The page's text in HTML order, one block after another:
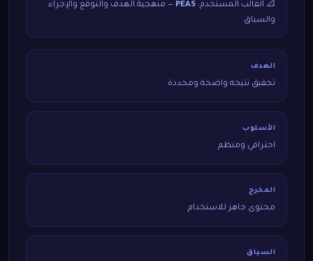
📐 القالب المستخدم: PEAS — منهجية الهدف والتوقع والإجراء
والسياق
الهدف
تحقيق نتيجة واضحة ومحددة
الأسلوب
احترافي ومنظم
المخرج
محتوى جاهز للاستخدام
السياق